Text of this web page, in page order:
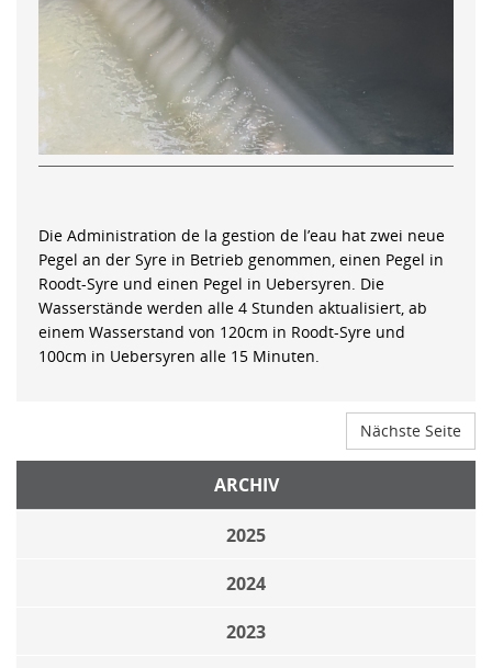
Die Administration de la gestion de l’eau hat zwei neue
Pegel an der Syre in Betrieb genommen, einen Pegel in
Roodt-Syre und einen Pegel in Uebersyren. Die
Wasserstände werden alle 4 Stunden aktualisiert, ab
einem Wasserstand von 120cm in Roodt-Syre und
100cm in Uebersyren alle 15 Minuten.
Nächste Seite
ARCHIV
2025
2024
2023